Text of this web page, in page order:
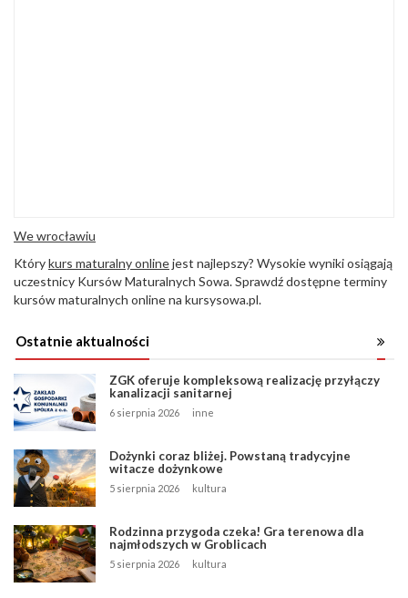
We wrocławiu
Którykurs maturalny onlinejest najlepszy? Wysokie wyniki osiągają
uczestnicy Kursów Maturalnych Sowa. Sprawdź dostępne terminy
kursów maturalnych online na kursysowa.pl.
Ostatnie aktualności
ZGK oferuje kompleksową realizację przyłączy
kanalizacji sanitarnej
6 sierpnia 2026 inne
Dożynki coraz bliżej. Powstaną tradycyjne
witacze dożynkowe
5 sierpnia 2026 kultura
Rodzinna przygoda czeka! Gra terenowa dla
najmłodszych w Groblicach
5 sierpnia 2026 kultura